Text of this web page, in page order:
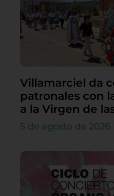
Villamarciel da
patronales con
a la Virgen de
5 de agosto de 2026